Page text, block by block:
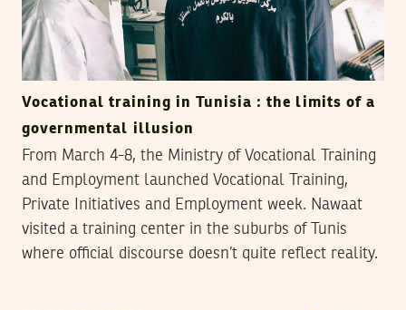
Vocational training in Tunisia : the limits of a
governmental illusion
From March 4-8, the Ministry of Vocational Training
and Employment launched Vocational Training,
Private Initiatives and Employment week. Nawaat
visited a training center in the suburbs of Tunis
where official discourse doesn’t quite reflect reality.